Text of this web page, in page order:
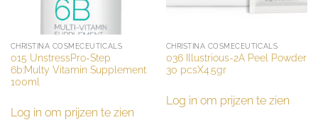
CHRISTINA COSMECEUTICALS
015 UnstressPro-Step
6b:Multy Vitamin Supplement
100ml
Log in om prijzen te zien
CHRISTINA COSMECEUTICALS
036 Illustrious-2A Peel Powder
30 pcsX4.5gr
Log in om prijzen te zien